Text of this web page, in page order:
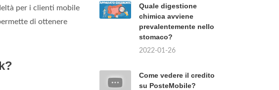
per i clienti mobile
di ottenere
Quale digestione
chimica avviene
prevalentemente nello
stomaco?
2022-01-26
Come vedere il credito
su PosteMobile?